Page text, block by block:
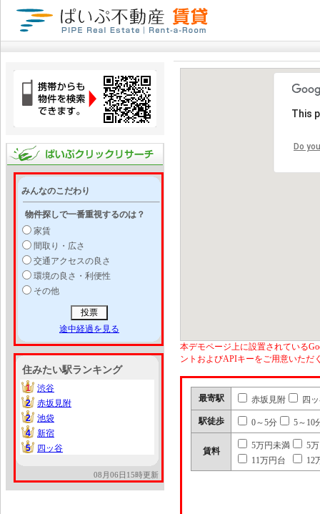
みんなのこだわり
物件探しで一番重視するのは？
家賃
間取り・広さ
交通アクセスの良さ
環境の良さ・利便性
その他
途中経過を見る
住みたい駅ランキング
1
1
渋谷
2
2
赤坂見附
2
2
池袋
4
4
新宿
5
5 四ッ谷
08月06日15時更新
This
Do
本デモページ上に設置されている
ントおよびAPIキーをご用意いただ
最寄駅 赤坂見附 四
駅徒歩 0～5分 5～10
賃料
5万円未満
5
11万円台
12